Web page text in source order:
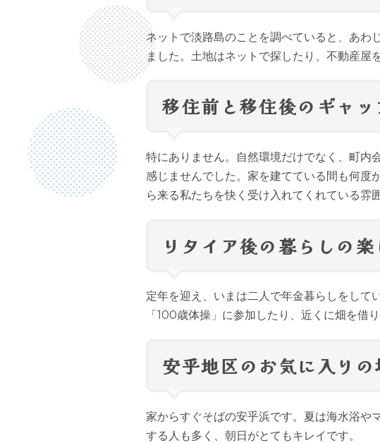
ネットで淡路島のことを調べていると、あわ
ました。土地はネットで探したり、不動産屋
移住前と移住後のギャッ
特にありません。自然環境だけでなく、町内
感じませんでした。家を建てている間も何度
ら来る私たちを快く受け入れてくれている雰
リタイア後の暮らしの楽
定年を迎え、いまは二人で年金暮らしをして
「100歳体操」に参加したり、近くに畑を借
安乎地区のお気に入りの
家からすぐそばの安乎浜です。夏は海水浴や
する人も多く、朝日がとてもキレイです。